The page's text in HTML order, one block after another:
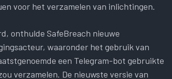
voor het verzamelen van inlichtingen.
onthulde SafeBreach nieuwe
waaronder het gebruik van
een Telegram-bot gebruikte
verzamelen. De nieuwste versie van